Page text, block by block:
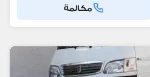
مكالمة